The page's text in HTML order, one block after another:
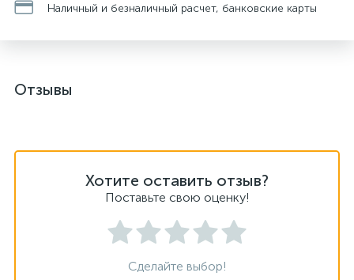
Наличный и безналичный расчет, банковские карты
Отзывы
Хотите оставить отзыв?
Поставьте свою оценку!
Сделайте выбор!